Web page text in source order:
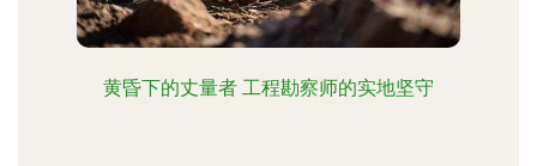
黄昏下的丈量者 工程勘察师的实地坚守